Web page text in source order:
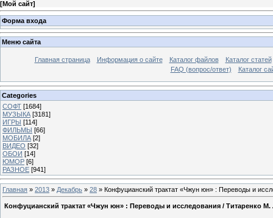
[Мой сайт]
Форма входа
Меню сайта
Главная страница Информация о сайте Каталог файлов
Каталог статей
FAQ (вопрос/ответ)
Каталог
Categories
СОФТ [1684]
МУЗЫКА [3181]
ИГРЫ [114]
ФИЛЬМЫ [66]
МОБИЛА [2]
ВИДЕО [32]
ОБОИ [14]
ЮМОР [6]
РАЗНОЕ [941]
Главная » 2013 » Декабрь » 28 » Конфуцианский трактат «Чжун юн» : Переводы и
Конфуцианский трактат «Чжун юн» : Переводы и исследования / Титаренко М.